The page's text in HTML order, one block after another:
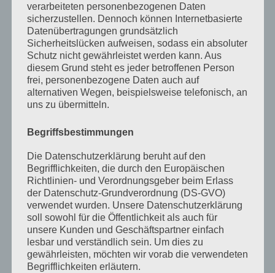
April 2023
März 2023
Februar 2023
Dezember 2022
November 2022
Oktober 2022
September 2022
August 2022
Juli 2022
April 2022
Februar 2022
Januar 2022
verarbeiteten personenbezogenen Daten
sicherzustellen. Dennoch können Internetbasierte
Datenübertragungen grundsätzlich
Sicherheitslücken aufweisen, sodass ein absoluter
Schutz nicht gewährleistet werden kann. Aus
diesem Grund steht es jeder betroffenen Person
frei, personenbezogene Daten auch auf
alternativen Wegen, beispielsweise telefonisch, an
uns zu übermitteln.
Begriffsbestimmungen
Die Datenschutzerklärung beruht auf den
Begrifflichkeiten, die durch den Europäischen
Richtlinien- und Verordnungsgeber beim Erlass
der Datenschutz-Grundverordnung (DS-GVO)
verwendet wurden. Unsere Datenschutzerklärung
soll sowohl für die Öffentlichkeit als auch für
unsere Kunden und Geschäftspartner einfach
lesbar und verständlich sein. Um dies zu
gewährleisten, möchten wir vorab die verwendeten
Begrifflichkeiten erläutern.